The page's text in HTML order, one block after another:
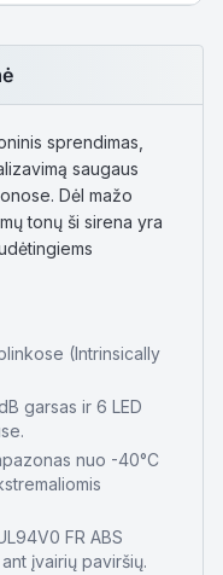
sprendimas,
saugaus
Dėl mažo
tonų ši sirena yra
(Intrinsically
garsas ir 6 LED
nuo -40°C
FR ABS
įvairių paviršių.